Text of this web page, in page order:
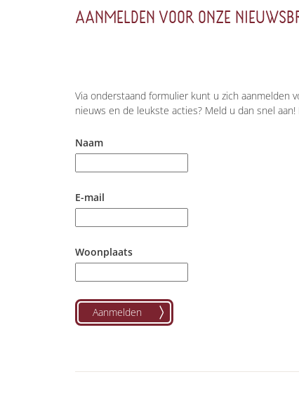
AANMELDEN VOOR ONZE
Via onderstaand formulier kunt u zich aanmelden
nieuws en de leukste acties? Meld u dan snel
Naam
E-mail
Woonplaats
Aanmelden